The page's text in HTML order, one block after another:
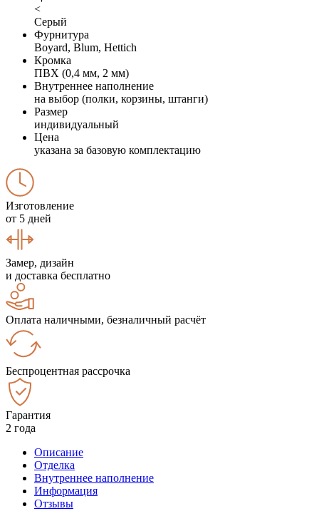
<
Серый
Фурнитура
Boyard, Blum, Hettich
Кромка
ПВХ (0,4 мм, 2 мм)
Внутреннее наполнение
на выбор (полки, корзины, штанги)
Размер
индивидуальный
Цена
указана за базовую комплектацию
Изготовление
от 5 дней
Замер, дизайн
и доставка бесплатно
Оплата наличными, безналичный расчёт
Беспроцентная рассрочка
Гарантия
2 года
Описание
Отделка
Внутреннее наполнение
Информация
Отзывы